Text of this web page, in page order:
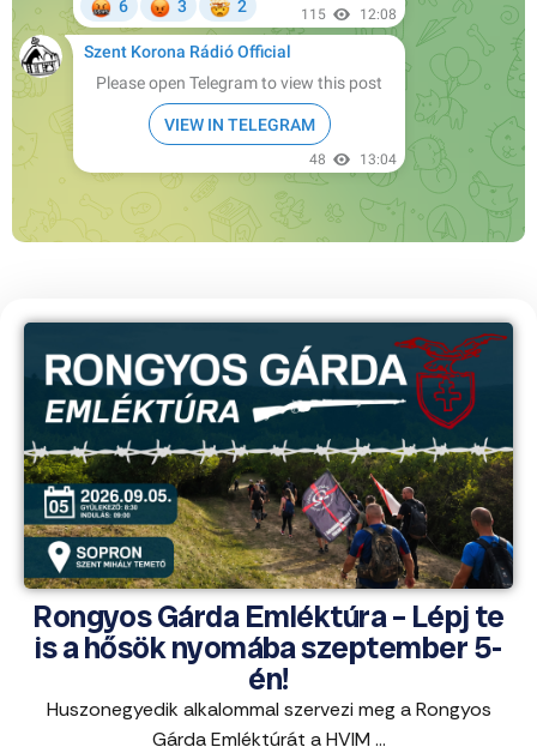
Rongyos Gárda Emléktúra – Lépj te
is a hősök nyomába szeptember 5-
én!
Huszonegyedik alkalommal szervezi meg a Rongyos
Gárda Emléktúrát a HVIM ...